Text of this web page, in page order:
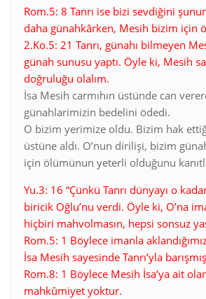
Rom.5: 8 Tanrı ise bizi sevdiğini
daha günahkârken, Mesih bizim için
2.Ko.5: 21 Tanrı, günahı bilmeyen
günah sunusu yaptı. Öyle ki, Mesih
doğruluğu olalım.
İsa Mesih carmıhın üstünde can
günahlarimizin bedelini ödedi.
O bizim yerimize oldu. Bizim hak
üstüne aldı. O’nun dirilişi, bizim
için ölümünun yeterli olduğunu
Yu.3: 16 “Çünkü Tanrı dünyayı o
biricik Oğlu’nu verdi. Öyle ki, O’na
hiçbiri mahvolmasın, hepsi sonsuz
Rom.5: 1 Böylece imanla
İsa Mesih sayesinde Tanrı’yla
Rom.8: 1 Böylece Mesih İsa’ya ait
mahkûmiyet yoktur.